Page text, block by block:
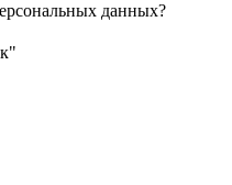
данных?